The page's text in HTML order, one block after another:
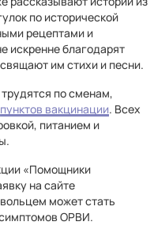
по исторической
рецептами и
искренне благодарят
им стихи и песни.
по сменам,
пунктов вакцинации. Всех
питанием и
«Помощники
на сайте
может стать
ОРВИ.